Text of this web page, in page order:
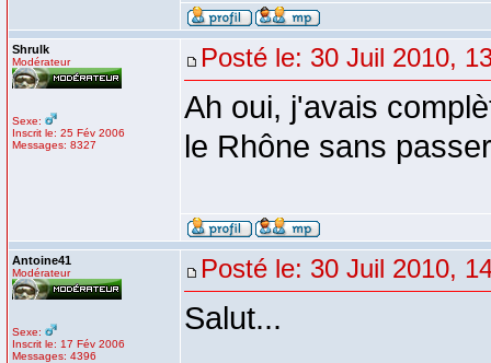
Shrulk
Modérateur
Sexe:
Inscrit le: 25 Fév 2006
Messages: 8327
Posté le: 30 Juil 2010,
Ah oui, j'avais
le Rhône sans
Antoine41
Modérateur
Sexe:
Inscrit le: 17 Fév 2006
Messages: 4396
Posté le: 30 Juil 2010,
Salut...